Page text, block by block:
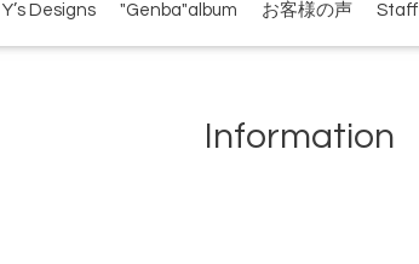
Y’s Designs "Genba"album お客様の声 Staff
Information